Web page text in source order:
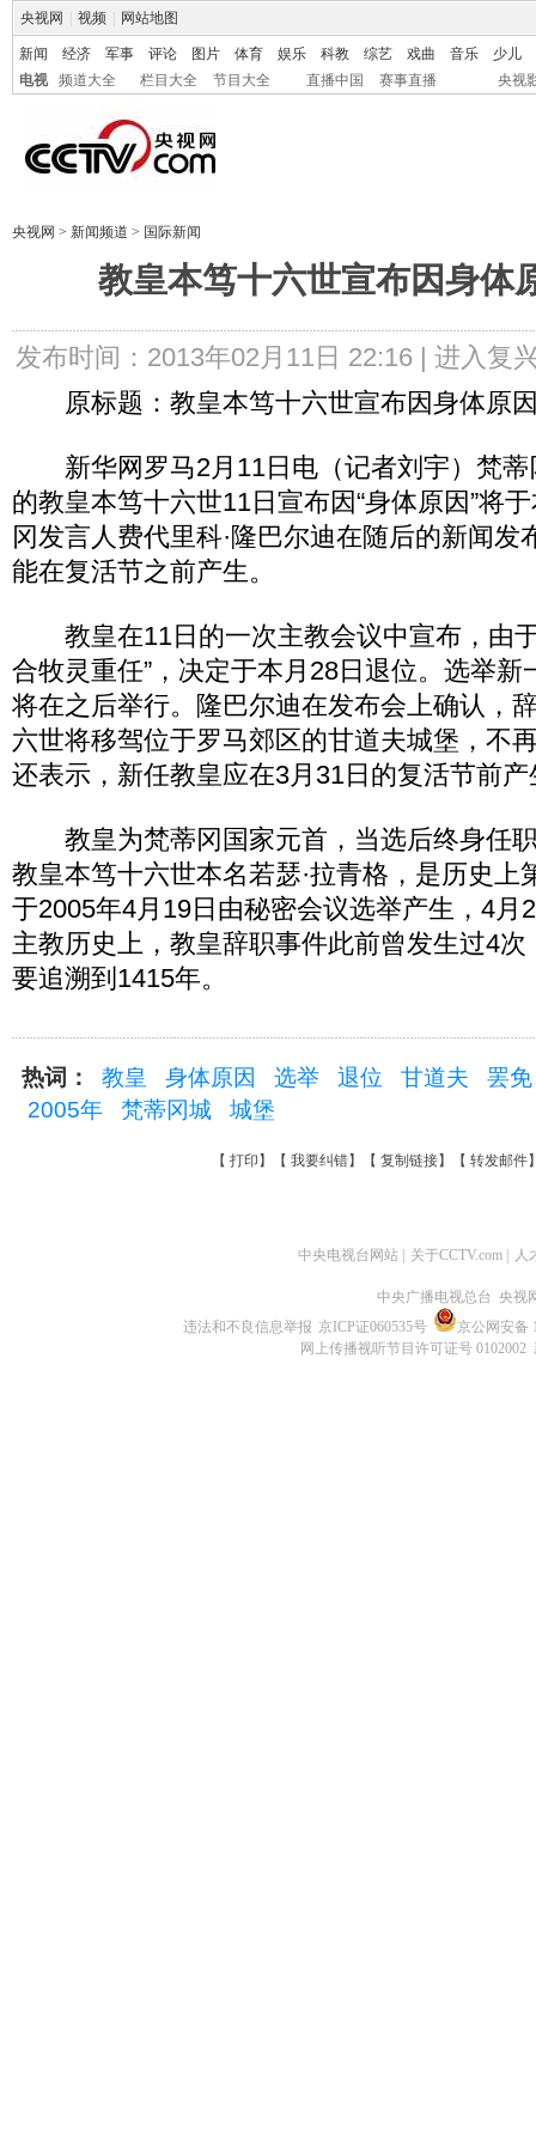
央视网 视频 网站地图
新闻 经济 军事 评论 图片 体育 娱乐 科教 综艺 戏曲 音乐
少儿
电视
频道大全 栏目大全 节目大全 直播中国 赛事直播 央视
央视网 > 新闻频道 > 国际新闻
教皇本笃十六世宣布因身体
发布时间：2013年02月11日 22:16 | 进入复
原标题：教皇本笃十六世宣布因身体原
新华网罗马2月11日电（记者刘宇）梵蒂
的教皇本笃十六世11日宣布因“身体原因”将
冈发言人费代里科·隆巴尔迪在随后的新闻发
能在复活节之前产生。
教皇在11日的一次主教会议中宣布，由于
合牧灵重任”，决定于本月28日退位。选举新
将在之后举行。隆巴尔迪在发布会上确认，
六世将移驾位于罗马郊区的甘道夫城堡，不
还表示，新任教皇应在3月31日的复活节前产
教皇为梵蒂冈国家元首，当选后终身任
教皇本笃十六世本名若瑟·拉青格，是历史上
于2005年4月19日由秘密会议选举产生，4月
主教历史上，教皇辞职事件此前曾发生过4
要追溯到1415年。
热词： 教皇 身体原因 选举 退位 甘道夫
罢
2005年
梵蒂冈城 城堡
【 打印 】【 我要纠错】【 复制链接】【 转发邮件
中央电视台网站 关于CCTV.com 人
中央广播电视总台 央视
违法和不良信息举报 京ICP证060535号
京公网安备
网上传播视听节目许可证号 0102002